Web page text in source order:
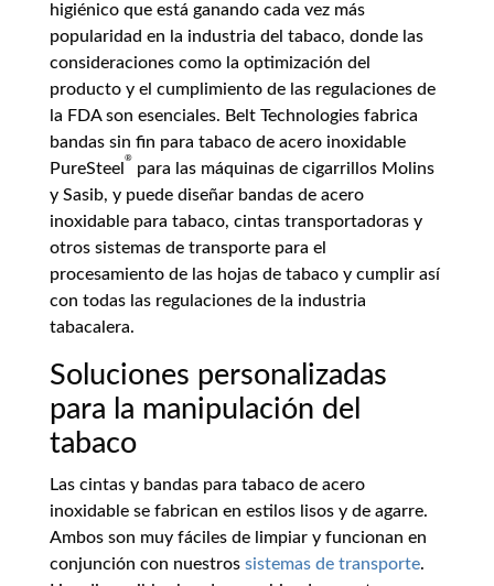
higiénico que está ganando cada vez más
popularidad en la industria del tabaco, donde las
consideraciones como la optimización del
producto y el cumplimiento de las regulaciones de
la FDA son esenciales. Belt Technologies fabrica
bandas sin fin para tabaco de acero inoxidable
PureSteel
®
para las máquinas de cigarrillos Molins
y Sasib, y puede diseñar bandas de acero
inoxidable para tabaco, cintas transportadoras y
otros sistemas de transporte para el
procesamiento de las hojas de tabaco y cumplir así
con todas las regulaciones de la industria
tabacalera.
Soluciones personalizadas
para la manipulación del
tabaco
Las cintas y bandas para tabaco de acero
inoxidable se fabrican en estilos lisos y de agarre.
Ambos son muy fáciles de limpiar y funcionan en
conjunción con nuestros sistemas de transporte.